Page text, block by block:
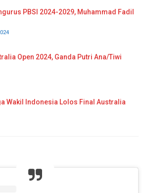
PBSI 2024-2029, Muhammad Fadil
Open 2024, Ganda Putri Ana/Tiwi
Wakil Indonesia Lolos Final Australia